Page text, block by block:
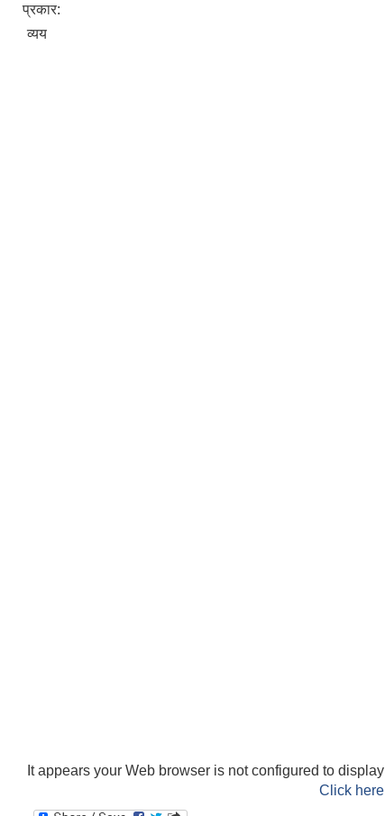
प्रकार:
व्यय
It appears your Web browser is not configured to
Click